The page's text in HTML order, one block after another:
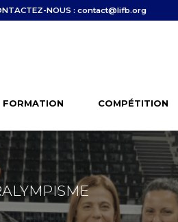
NOUS : contact@lifb.org
FORMATION COMPÉTITION